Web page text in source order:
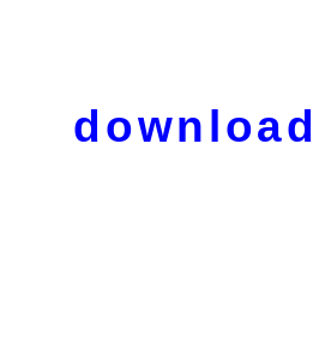
download